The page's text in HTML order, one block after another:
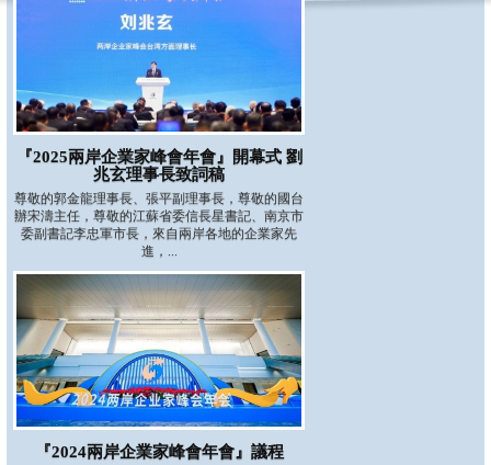
『2025兩岸企業家峰會年會』開幕式 劉
兆玄理事長致詞稿
尊敬的郭金龍理事長、張平副理事長，尊敬的國台
辦宋濤主任，尊敬的江蘇省委信長星書記、南京市
委副書記李忠軍市長，來自兩岸各地的企業家先
進，...
『2024兩岸企業家峰會年會』議程